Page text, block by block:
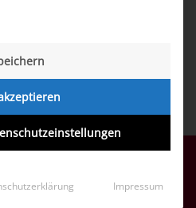
Service-Gruppen, für die
Impressum